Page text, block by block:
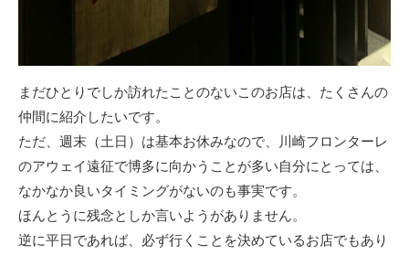
まだひとりでしか訪れたことのないこのお店は、たくさんの
仲間に紹介したいです。
ただ、週末（土日）は基本お休みなので、川崎フロンターレ
のアウェイ遠征で博多に向かうことが多い自分にとっては、
なかなか良いタイミングがないのも事実です。
ほんとうに残念としか言いようがありません。
逆に平日であれば、必ず行くことを決めているお店でもあり